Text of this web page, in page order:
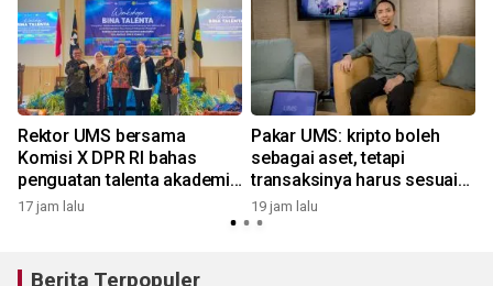
Rektor UMS bersama
Komisi X DPR RI bahas
penguatan talenta akademik
dan hilirisasi riset di IBISA
17 jam lalu
Pakar UMS: kripto boleh
sebagai aset, tetapi
transaksinya harus sesuai
prinsip syariah
19 jam lalu
Berita Terpopuler